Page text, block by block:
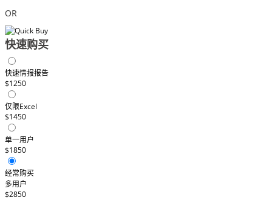
OR
快速购买
快速情报报告
$1250
仅限Excel
$1450
单一用户
$1850
经常购买
多用户
$2850